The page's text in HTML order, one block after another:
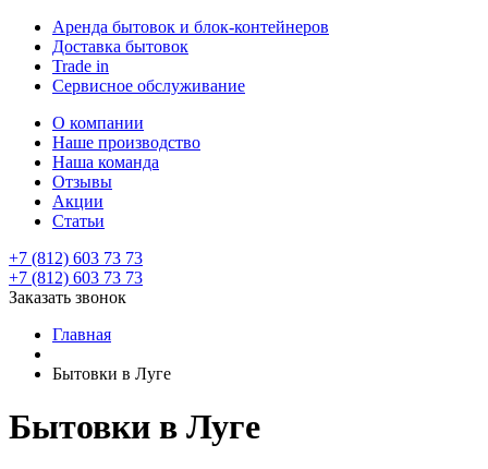
Аренда бытовок и блок-контейнеров
Доставка бытовок
Trade in
Сервисное обслуживание
О компании
Наше производство
Наша команда
Отзывы
Акции
Статьи
+7 (812) 603 73 73
+7 (812) 603 73 73
Заказать звонок
Главная
Бытовки в Луге
Бытовки в Луге